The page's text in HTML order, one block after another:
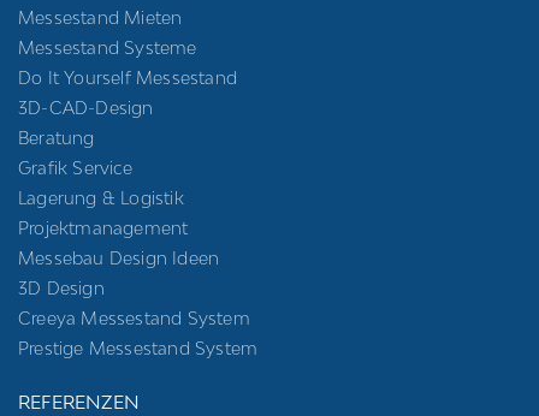
Messestand Mieten
Messestand Systeme
Do It Yourself Messestand
3D-CAD-Design
Beratung
Grafik Service
Lagerung & Logistik
Projektmanagement
Messebau Design Ideen
3D Design
Creeya Messestand System
Prestige Messestand System
REFERENZEN